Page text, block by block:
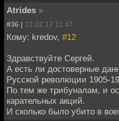
Atrides »
#36 | 22.02.17 11:47
Кому: kredov, #12
Здравствуйте Сергей.
А есть ли достоверные
Русской революции 1905-
По тем же трибуналам, и
карательных акций.
И сколько было убито в